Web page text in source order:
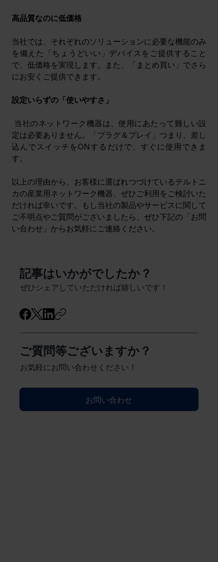
高品質なのに低価格
当社では、それぞれのソリューションに必要な機能のみ
を備えた「ちょうどいい」デバイスをご提供すること
で、低価格を実現します。また、「まとめ買い」でさら
にお安くご提供できます。
設定いらずの「使いやすさ」
当社のネットワーク機器は、使用にあたって難しい設
定は必要ありません。「プラグ＆プレイ」つまり、差し
込んでスイッチをONするだけで、すぐに使用できま
す。
以上の理由から、お客様に選ばれつづけているテルトニ
カの産業用ネットワーク機器、ぜひご利用をご検討いた
だければ幸いです。もし当社の製品やサービスに関して
ご不明点やご質問がございましたら、ぜひ下記の「お問
い合わせ」からお気軽にご連絡ください。
​記事はいかがでしたか？
ぜひシェアしていただければ嬉しいです！
ご質問等ございますか？
お気軽にお問い合わせください！
お問い合わせ